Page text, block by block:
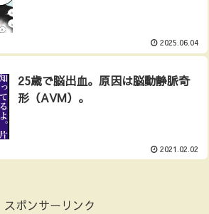
2025.06.04
25歳で脳出血。原因は脳動静脈奇
形（AVM）。
2021.02.02
スポンサーリンク